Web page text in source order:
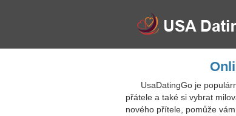
UsaDatingGo je
přátele a také si vybrat
nového přítele, pomůže